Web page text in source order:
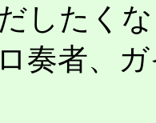
したく
奏者、